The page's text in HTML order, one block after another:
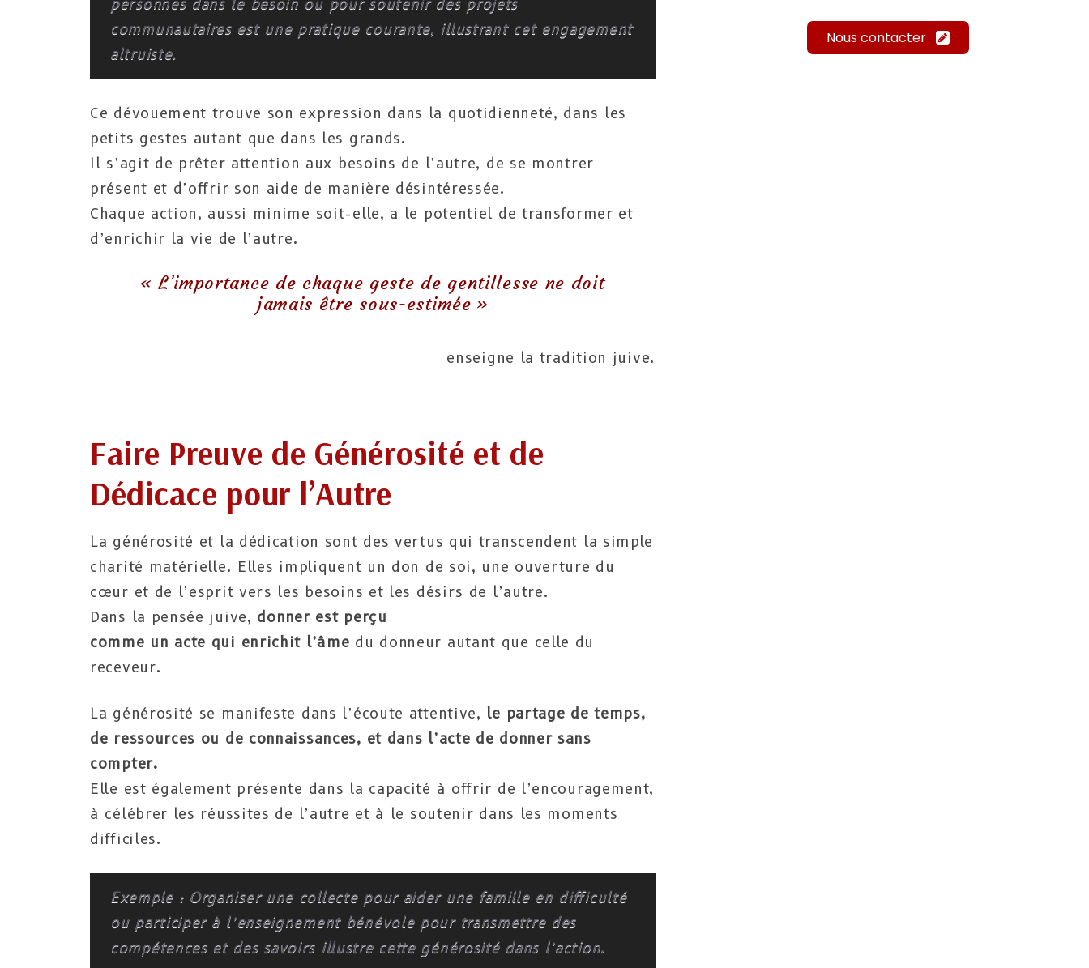
personnes dans le besoin ou pour soutenir des projets
communautaires est une pratique courante, illustrant cet engagement
altruiste.
Ce dévouement trouve son expression dans la quotidienneté, dans les
petits gestes autant que dans les grands.
Il s’agit de prêter attention aux besoins de l’autre, de se montrer
présent et d’offrir son aide de manière désintéressée.
Chaque action, aussi minime soit-elle, a le potentiel de transformer et
d’enrichir la vie de l’autre.
« L’importance de chaque geste de gentillesse ne doit
jamais être sous-estimée »
enseigne la tradition juive.
Faire Preuve de Générosité et de
Dédicace pour l’Autre
La générosité et la dédication sont des vertus qui transcendent la simple
charité matérielle. Elles impliquent un don de soi, une ouverture du
cœur et de l’esprit vers les besoins et les désirs de l’autre.
Dans la pensée juive, donner est perçu
comme un acte qui enrichit l’âme du donneur autant que celle du
receveur.
La générosité se manifeste dans l’écoute attentive, le partage de temps,
de ressources ou de connaissances, et dans l’acte de donner sans
compter.
Elle est également présente dans la capacité à offrir de l’encouragement,
à célébrer les réussites de l’autre et à le soutenir dans les moments
difficiles.
Exemple : Organiser une collecte pour aider une famille en difficulté
ou participer à l’enseignement bénévole pour transmettre des
compétences et des savoirs illustre cette générosité dans l’action.
Nous contacter